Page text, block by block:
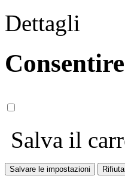
Dettagli
Salva il
Salvare le impostazioni